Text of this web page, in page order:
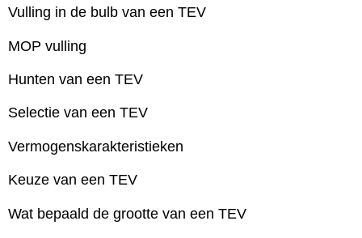
Vulling in de bulb van een TEV
MOP vulling
Hunten van een TEV
Selectie van een TEV
Vermogenskarakteristieken
Keuze van een TEV
Wat bepaald de grootte van een TEV